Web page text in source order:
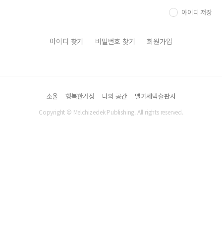
아이디 저장
아이디 찾기 비밀번호 찾기 회원가입
소울 행복한가정 나의 공간 멜기세덱출판사
Copyright © Melchizedek Publishing. All rights reserved.